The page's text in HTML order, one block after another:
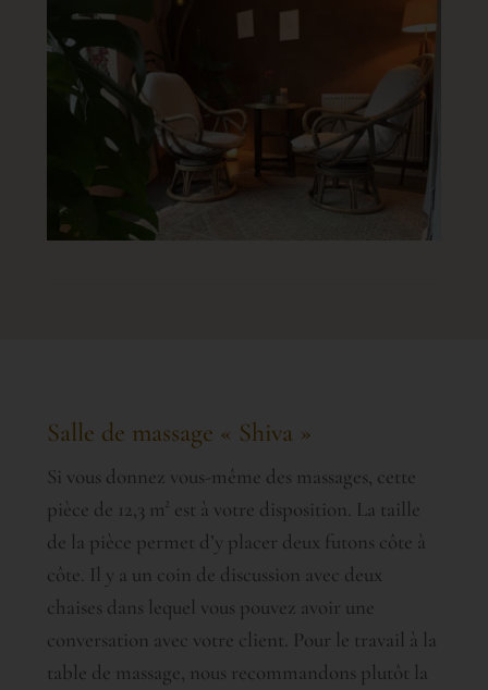
Salle de massage « Shiva »
Si vous donnez vous-même des massages, cette
pièce de 12,3 m² est à votre disposition. La taille
de la pièce permet d’y placer deux futons côte à
côte. Il y a un coin de discussion avec deux
chaises dans lequel vous pouvez avoir une
conversation avec votre client. Pour le travail à la
table de massage, nous recommandons plutôt la